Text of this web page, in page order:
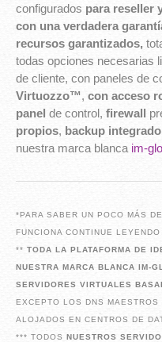
configurados para reseller
con una verdadera
recursos garantizados,
todas opciones necesarias
de cliente, con paneles de
Virtuozzo™, con acceso
panel de control, firewall
propios, backup integrado
nuestra marca blanca im-
*PARA SABER UN POCO MÁS
FUNCIONA CONTINUE LEYENDO
** TODA LA PLATAFORMA DE
NUESTRA MARCA BLANCA IM-
SERVIDORES VIRTUALES
EXCEPTO LOS DNS
ALOJADOS EN CENTROS DE
*** TODOS NUESTROS